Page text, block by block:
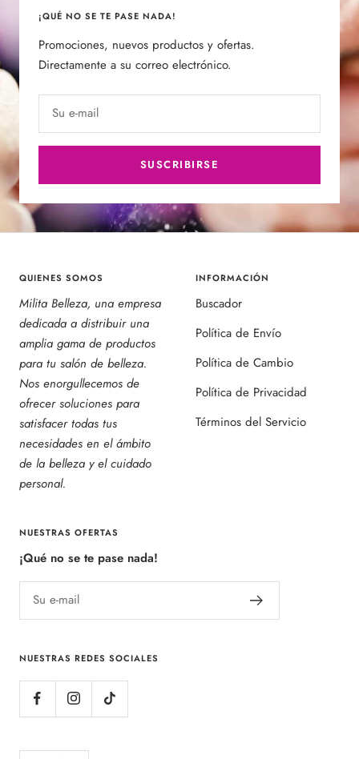
¡QUÉ NO SE TE PASE NADA!
Promociones, nuevos productos y ofertas.
Directamente a su correo electrónico.
Su e-mail
SUSCRIBIRSE
QUIENES SOMOS
Milita Belleza, una empresa
dedicada a distribuir una
amplia gama de productos
para tu salón de belleza.
Nos enorgullecemos de
ofrecer soluciones para
satisfacer todas tus
necesidades en el ámbito
de la belleza y el cuidado
personal.
INFORMACIÓN
Buscador
Política de Envío
Política de Cambio
Política de Privacidad
Términos del Servicio
NUESTRAS OFERTAS
¡Qué no se te pase nada!
Su e-mail
NUESTRAS REDES SOCIALES